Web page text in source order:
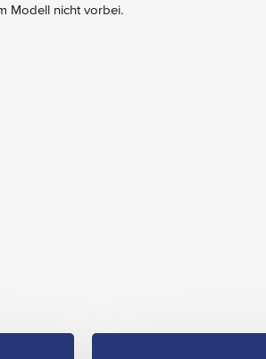
Modell nicht vorbei.